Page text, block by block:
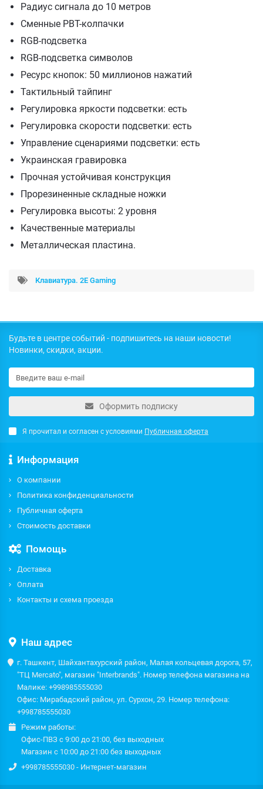
Радиус сигнала до 10 метров
Сменные PBT-колпачки
RGB-подсветка
RGB-подсветка символов
Ресурс кнопок: 50 миллионов нажатий
Тактильный тайпинг
Регулировка яркости подсветки: есть
Регулировка скорости подсветки: есть
Управление сценариями подсветки: есть
Украинская гравировка
Прочная устойчивая конструкция
Прорезиненные складные ножки
Регулировка высоты: 2 уровня
Качественные материалы
Металлическая пластина.
Клавиатура. 2E Gaming
Будьте в центре событий - подпишитесь на наши новости!
Новинки, скидки, акции.
Оформить подписку
Я прочитал и согласен с условиями Публичная оферта
Информация
О компании
Политика конфиденциальности
Публичная оферта
Стоимость доставки
Помощь
Доставка
Оплата
Контакты и схема проезда
Наш адрес
г. Ташкент, Шайхантахурский район, Малая кольцевая дорога, 57,
"ТЦ Mercato", магазин "Interbrands". Номер телефона магазина на
Малике: +998985555030
Офис: Мирабадский район, ул. Сурхон, 29. Номер телефона:
+998785555030
Режим работы:
Офис-ПВЗ с 9:00 до 21:00, без выходных
Магазин с 10:00 до 21:00 без выходных
+998785555030 - Интернет-магазин